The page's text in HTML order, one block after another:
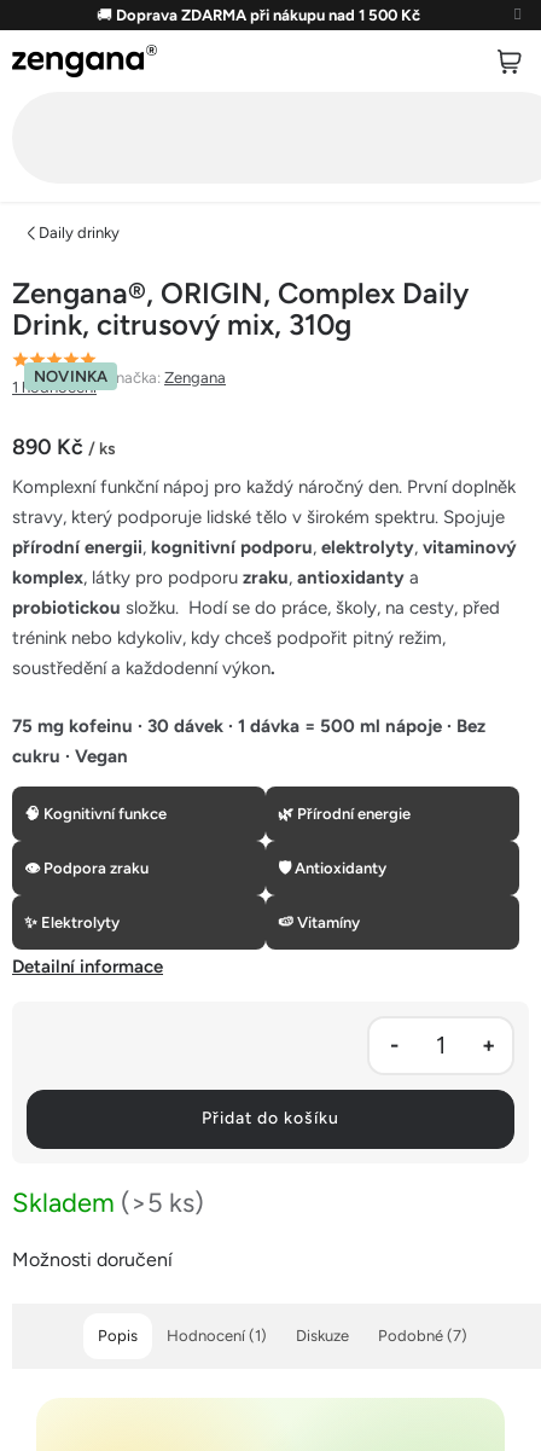
obsah
🚚 Doprava ZDARMA při nákupu nad 1 500 Kč
Daily drinky
Zengana®, ORIGIN, Complex Daily
Drink, citrusový mix, 310g
NOVINKA
Průměrné
hodnocení
je
5,0
z
5
hvězdiček.
1 hodnocení
Značka: Zengana
890 Kč / ks
Měrná
cena:
Skladem (>5 ks)
Možnosti doručení
Přidat do košíku
Komplexní funkční nápoj pro každý náročný den. První doplněk
stravy, který podporuje lidské tělo v širokém spektru. Spojuje
přírodní energii, kognitivní podporu, elektrolyty, vitaminový
komplex, látky pro podporu zraku, antioxidanty a
probiotickou složku. Hodí se do práce, školy, na cesty, před
trénink nebo kdykoliv, kdy chceš podpořit pitný režim,
soustředění a každodenní výkon.
75 mg kofeinu · 30 dávek · 1 dávka = 500 ml nápoje · Bez
cukru · Vegan
🧠 Kognitivní funkce 🌿 Přírodní energie
👁 Podpora zraku 🛡 Antioxidanty
✨ Elektrolyty 🍉 Vitamíny
Detailní informace
Popis Podobné (7)
Hodnocení (1) Diskuze